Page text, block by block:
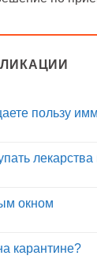
пользу
окном
карантине?